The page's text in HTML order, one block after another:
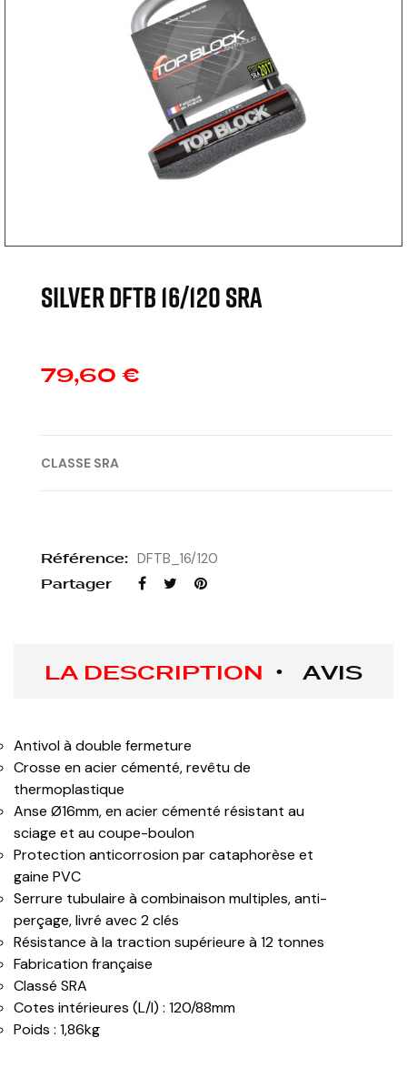
SILVER DFTB 16/120 SRA
79,60 €
CLASSE SRA
Référence: DFTB_16/120
Partager
LA DESCRIPTION AVIS
Antivol à double fermeture
Crosse en acier cémenté, revêtu de
thermoplastique
Anse Ø16mm, en acier cémenté résistant au
sciage et au coupe-boulon
Protection anticorrosion par cataphorèse et
gaine PVC
Serrure tubulaire à combinaison multiples, anti-
perçage, livré avec 2 clés
Résistance à la traction supérieure à 12 tonnes
Fabrication française
Classé SRA
Cotes intérieures (L/l) : 120/88mm
Poids : 1,86kg